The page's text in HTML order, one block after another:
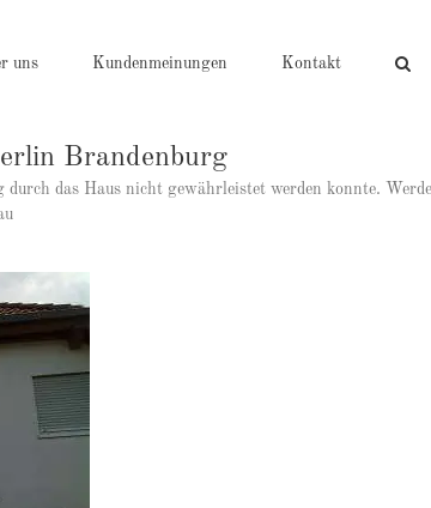
uns Kundenmeinungen Kontakt
Brandenburg
das Haus nicht gewährleistet werden konnte.